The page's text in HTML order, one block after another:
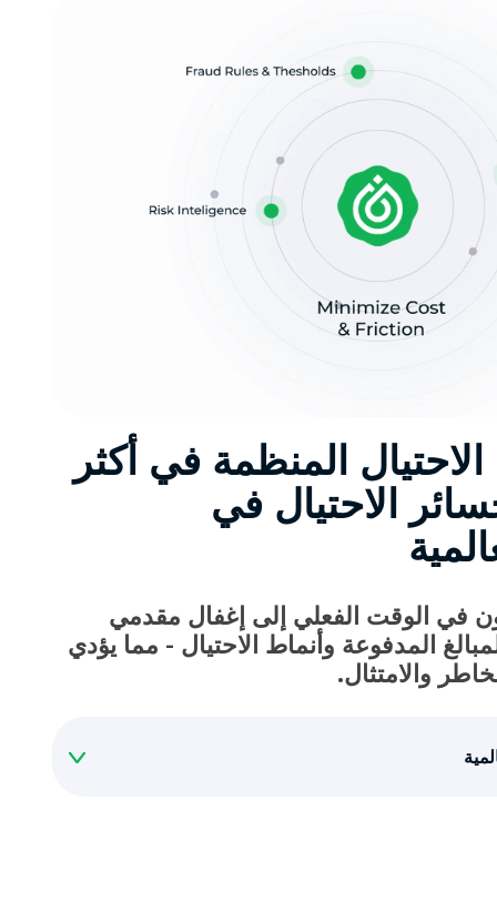
المنظمة في أكثر
خسائر الاحتيال في
في الوقت الفعلي إلى إغفال مقدمي
المدفوعة وأنماط الاحتيال - مما يؤدي
والامتثال.